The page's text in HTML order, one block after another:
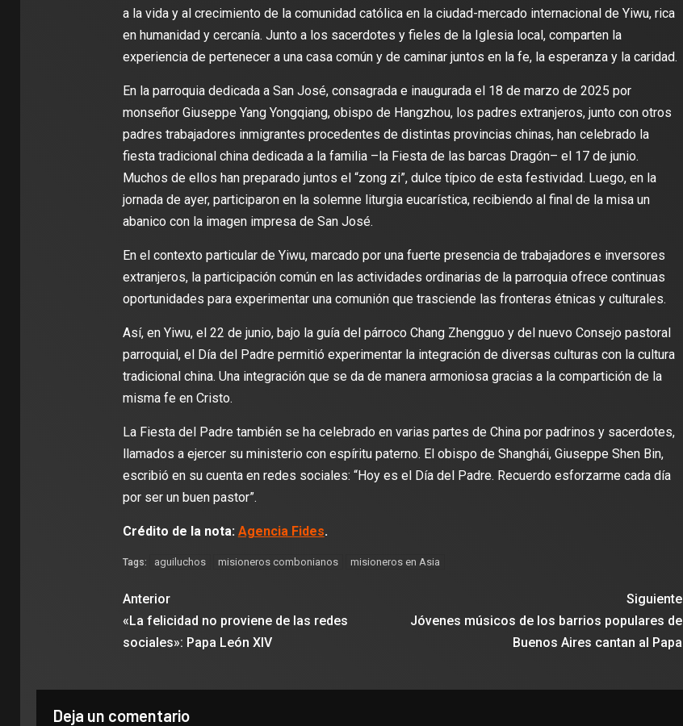
a la vida y al crecimiento de la comunidad católica en la ciudad-mercado internacional de Yiwu, rica
en humanidad y cercanía. Junto a los sacerdotes y fieles de la Iglesia local, comparten la
experiencia de pertenecer a una casa común y de caminar juntos en la fe, la esperanza y la caridad.
En la parroquia dedicada a San José, consagrada e inaugurada el 18 de marzo de 2025 por
monseñor Giuseppe Yang Yongqiang, obispo de Hangzhou, los padres extranjeros, junto con otros
padres trabajadores inmigrantes procedentes de distintas provincias chinas, han celebrado la
fiesta tradicional china dedicada a la familia –la Fiesta de las barcas Dragón– el 17 de junio.
Muchos de ellos han preparado juntos el “zong zi”, dulce típico de esta festividad. Luego, en la
jornada de ayer, participaron en la solemne liturgia eucarística, recibiendo al final de la misa un
abanico con la imagen impresa de San José.
En el contexto particular de Yiwu, marcado por una fuerte presencia de trabajadores e inversores
extranjeros, la participación común en las actividades ordinarias de la parroquia ofrece continuas
oportunidades para experimentar una comunión que trasciende las fronteras étnicas y culturales.
Así, en Yiwu, el 22 de junio, bajo la guía del párroco Chang Zhengguo y del nuevo Consejo pastoral
parroquial, el Día del Padre permitió experimentar la integración de diversas culturas con la cultura
tradicional china. Una integración que se da de manera armoniosa gracias a la compartición de la
misma fe en Cristo.
La Fiesta del Padre también se ha celebrado en varias partes de China por padrinos y sacerdotes,
llamados a ejercer su ministerio con espíritu paterno. El obispo de Shanghái, Giuseppe Shen Bin,
escribió en su cuenta en redes sociales: “Hoy es el Día del Padre. Recuerdo esforzarme cada día
por ser un buen pastor”.
Crédito de la nota: Agencia Fides.
Tags: aguiluchos misioneros combonianos misioneros en Asia
Anterior
«La felicidad no proviene de las redes
sociales»: Papa León XIV
Siguiente
Jóvenes músicos de los barrios populares de
Buenos Aires cantan al Papa
Deja un comentario